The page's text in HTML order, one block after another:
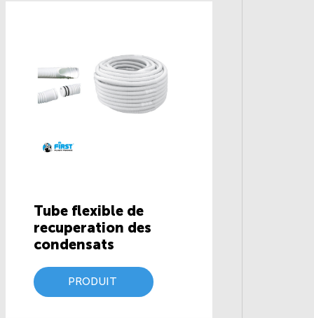
Tube flexible de
recuperation des
condensats
PRODUIT